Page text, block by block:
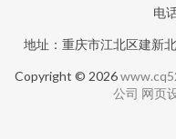
电
地址：重庆市江北区建新
Copyright © 2026
公司 网页